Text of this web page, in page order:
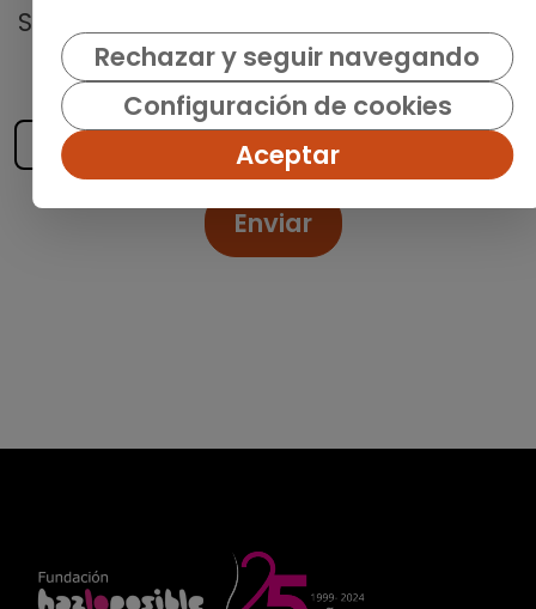
Suscríbete a nuestro
recibe las últimas ofertas y noticias
publicadas
Enviar
Rechazar y seguir navegando
Configuración de cookies
Aceptar